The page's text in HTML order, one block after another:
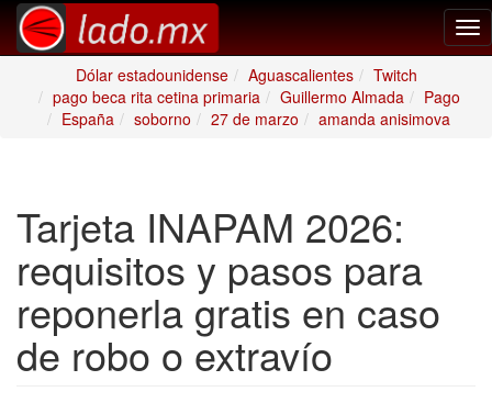
Dólar estadounidense
Aguascalientes
Twitch
pago beca rita cetina primaria
Guillermo Almada
Pago
España
soborno 27 de marzo amanda anisimova
Tarjeta INAPAM 2026:
requisitos y pasos para
reponerla gratis en caso
de robo o extravío